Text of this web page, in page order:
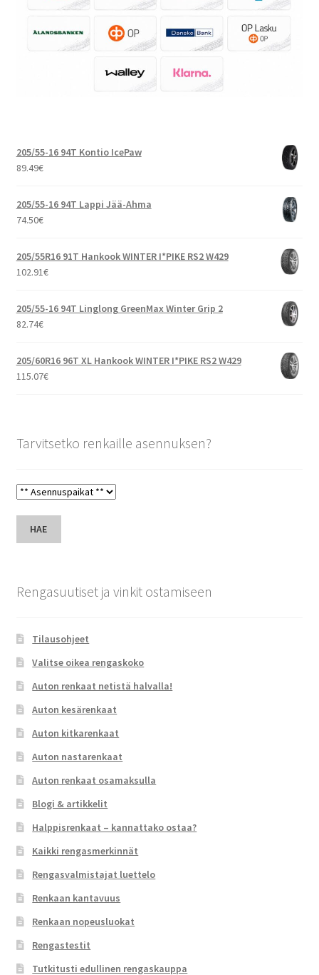
205/55-16 94T Kontio IcePaw
89.49€
205/55-16 94T Lappi Jää-Ahma
74.50€
205/55R16 91T Hankook WINTER I*PIKE RS2 W429
102.91€
205/55-16 94T Linglong GreenMax Winter Grip 2
82.74€
205/60R16 96T XL Hankook WINTER I*PIKE RS2 W429
115.07€
Tarvitsetko renkaille asennuksen?
HAE
Rengasuutiset ja vinkit ostamiseen
Tilausohjeet
Valitse oikea rengaskoko
Auton renkaat netistä halvalla!
Auton kesärenkaat
Auton kitkarenkaat
Auton nastarenkaat
Auton renkaat osamaksulla
Blogi & artikkelit
Halppisrenkaat – kannattako ostaa?
Kaikki rengasmerkinnät
Rengasvalmistajat luettelo
Renkaan kantavuus
Renkaan nopeusluokat
Rengastestit
Tutkitusti edullinen rengaskauppa